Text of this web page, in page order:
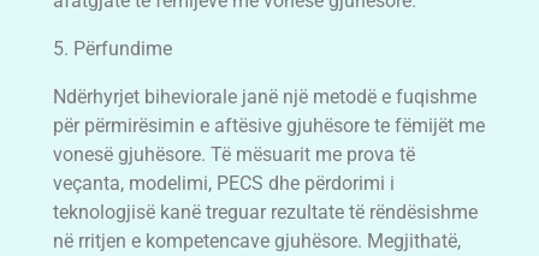
5. Përfundime
Ndërhyrjet biheviorale janë një metodë e fuqishme
për përmirësimin e aftësive gjuhësore te fëmijët me
vonesë gjuhësore. Të mësuarit me prova të
veçanta, modelimi, PECS dhe përdorimi i
teknologjisë kanë treguar rezultate të rëndësishme
në rritjen e kompetencave gjuhësore. Megjithatë,